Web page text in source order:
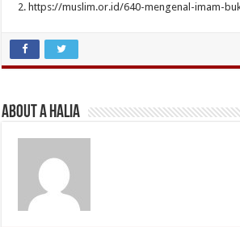
2. https://muslim.or.id/640-mengenal-imam-
About A Halia